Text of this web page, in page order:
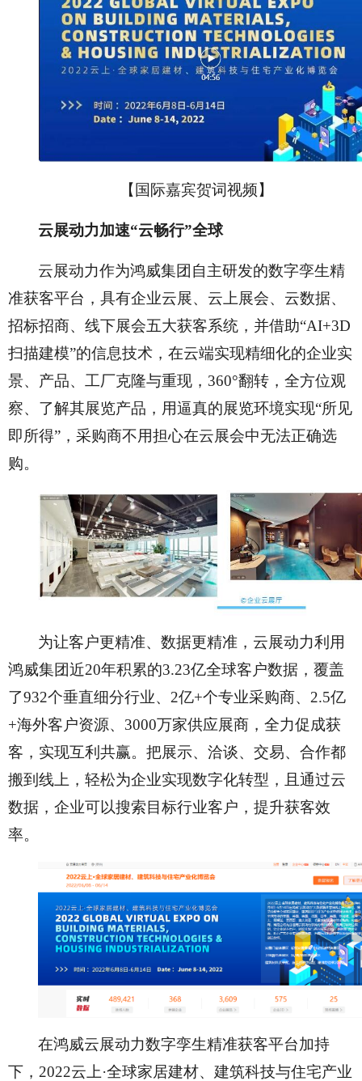
【国际嘉宾贺词视频】
云展动力加速“云畅行”全球
云展动力作为鸿威集团自主研发的数字孪生精
准获客平台，具有企业云展、云上展会、云数据、
招标招商、线下展会五大获客系统，并借助“AI+3D
扫描建模”的信息技术，在云端实现精细化的企业实
景、产品、工厂克隆与重现，360°翻转，全方位观
察、了解其展览产品，用逼真的展览环境实现“所见
即所得”，采购商不用担心在云展会中无法正确选
购。
为让客户更精准、数据更精准，云展动力利用
鸿威集团近20年积累的3.23亿全球客户数据，覆盖
了932个垂直细分行业、2亿+个专业采购商、2.5亿
+海外客户资源、3000万家供应展商，全力促成获
客，实现互利共赢。把展示、洽谈、交易、合作都
搬到线上，轻松为企业实现数字化转型，且通过云
数据，企业可以搜索目标行业客户，提升获客效
率。
在鸿威云展动力数字孪生精准获客平台加持
下， 2022云上·全球家居建材、建筑科技与住宅产业